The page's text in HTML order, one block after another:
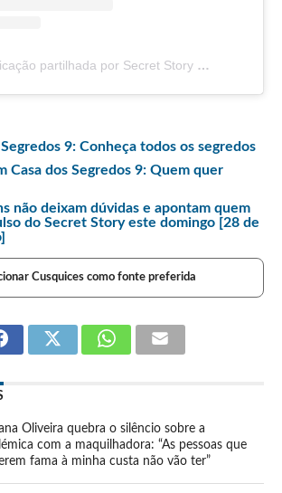
Uma publicação partilhada por Secret Story TVI (@sstvi)
9: Conheça todos os segredos
Casa dos Segredos 9: Quem quer
não deixam dúvidas e apontam quem
do Secret Story este domingo [28 de
Cusquices como fonte preferida
Oliveira quebra o silêncio sobre a
com a maquilhadora: “As pessoas que
fama à minha custa não vão ter”